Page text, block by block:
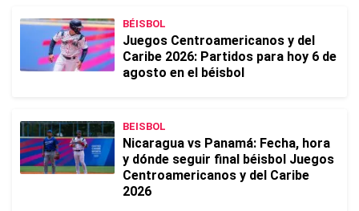
BÉISBOL
Juegos Centroamericanos y del
Caribe 2026: Partidos para hoy 6 de
agosto en el béisbol
BEISBOL
Nicaragua vs Panamá: Fecha, hora
y dónde seguir final béisbol Juegos
Centroamericanos y del Caribe
2026